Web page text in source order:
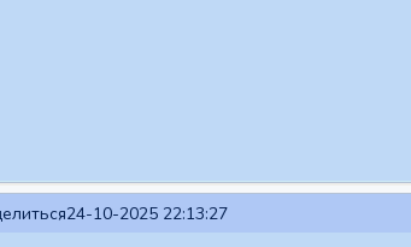
24-10-2025 22:13:27